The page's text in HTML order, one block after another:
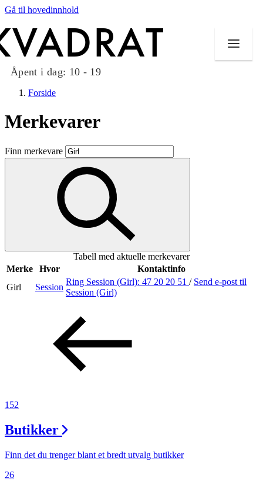
Gå til hovedinnhold
Åpent i dag: 10 - 19
Butikker
Mat og drikke
Taket på Kvadrat
Aktiviteter
Inspirasjon
Åpningstider
Ledige stillinger
Magasin
Forside
Merkevarer
Finn merkevare
Tabell med aktuelle merkevarer
Merke
Hvor
Kontaktinfo
Girl
Session
Ring Session (Girl): 47 20 20 51 / Send e-post til
Session (Girl)
152
Butikker
Finn det du trenger blant et bredt utvalg butikker
26